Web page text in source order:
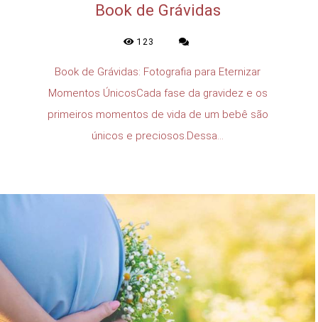
Book de Grávidas
123
Book de Grávidas: Fotografia para Eternizar
Momentos ÚnicosCada fase da gravidez e os
primeiros momentos de vida de um bebê são
únicos e preciosos.Dessa...